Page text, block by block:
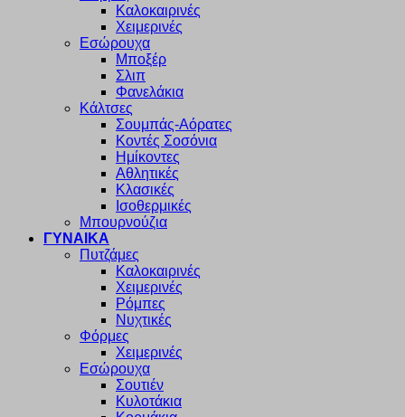
Καλοκαιρινές
Χειμερινές
Εσώρουχα
Μποξέρ
Σλιπ
Φανελάκια
Κάλτσες
Σουμπάς-Αόρατες
Κοντές Σοσόνια
Ημίκοντες
Αθλητικές
Κλασικές
Ισοθερμικές
Μπουρνούζια
ΓΥΝΑΙΚΑ
Πυτζάμες
Καλοκαιρινές
Χειμερινές
Ρόμπες
Νυχτικές
Φόρμες
Χειμερινές
Εσώρουχα
Σουτιέν
Κυλοτάκια